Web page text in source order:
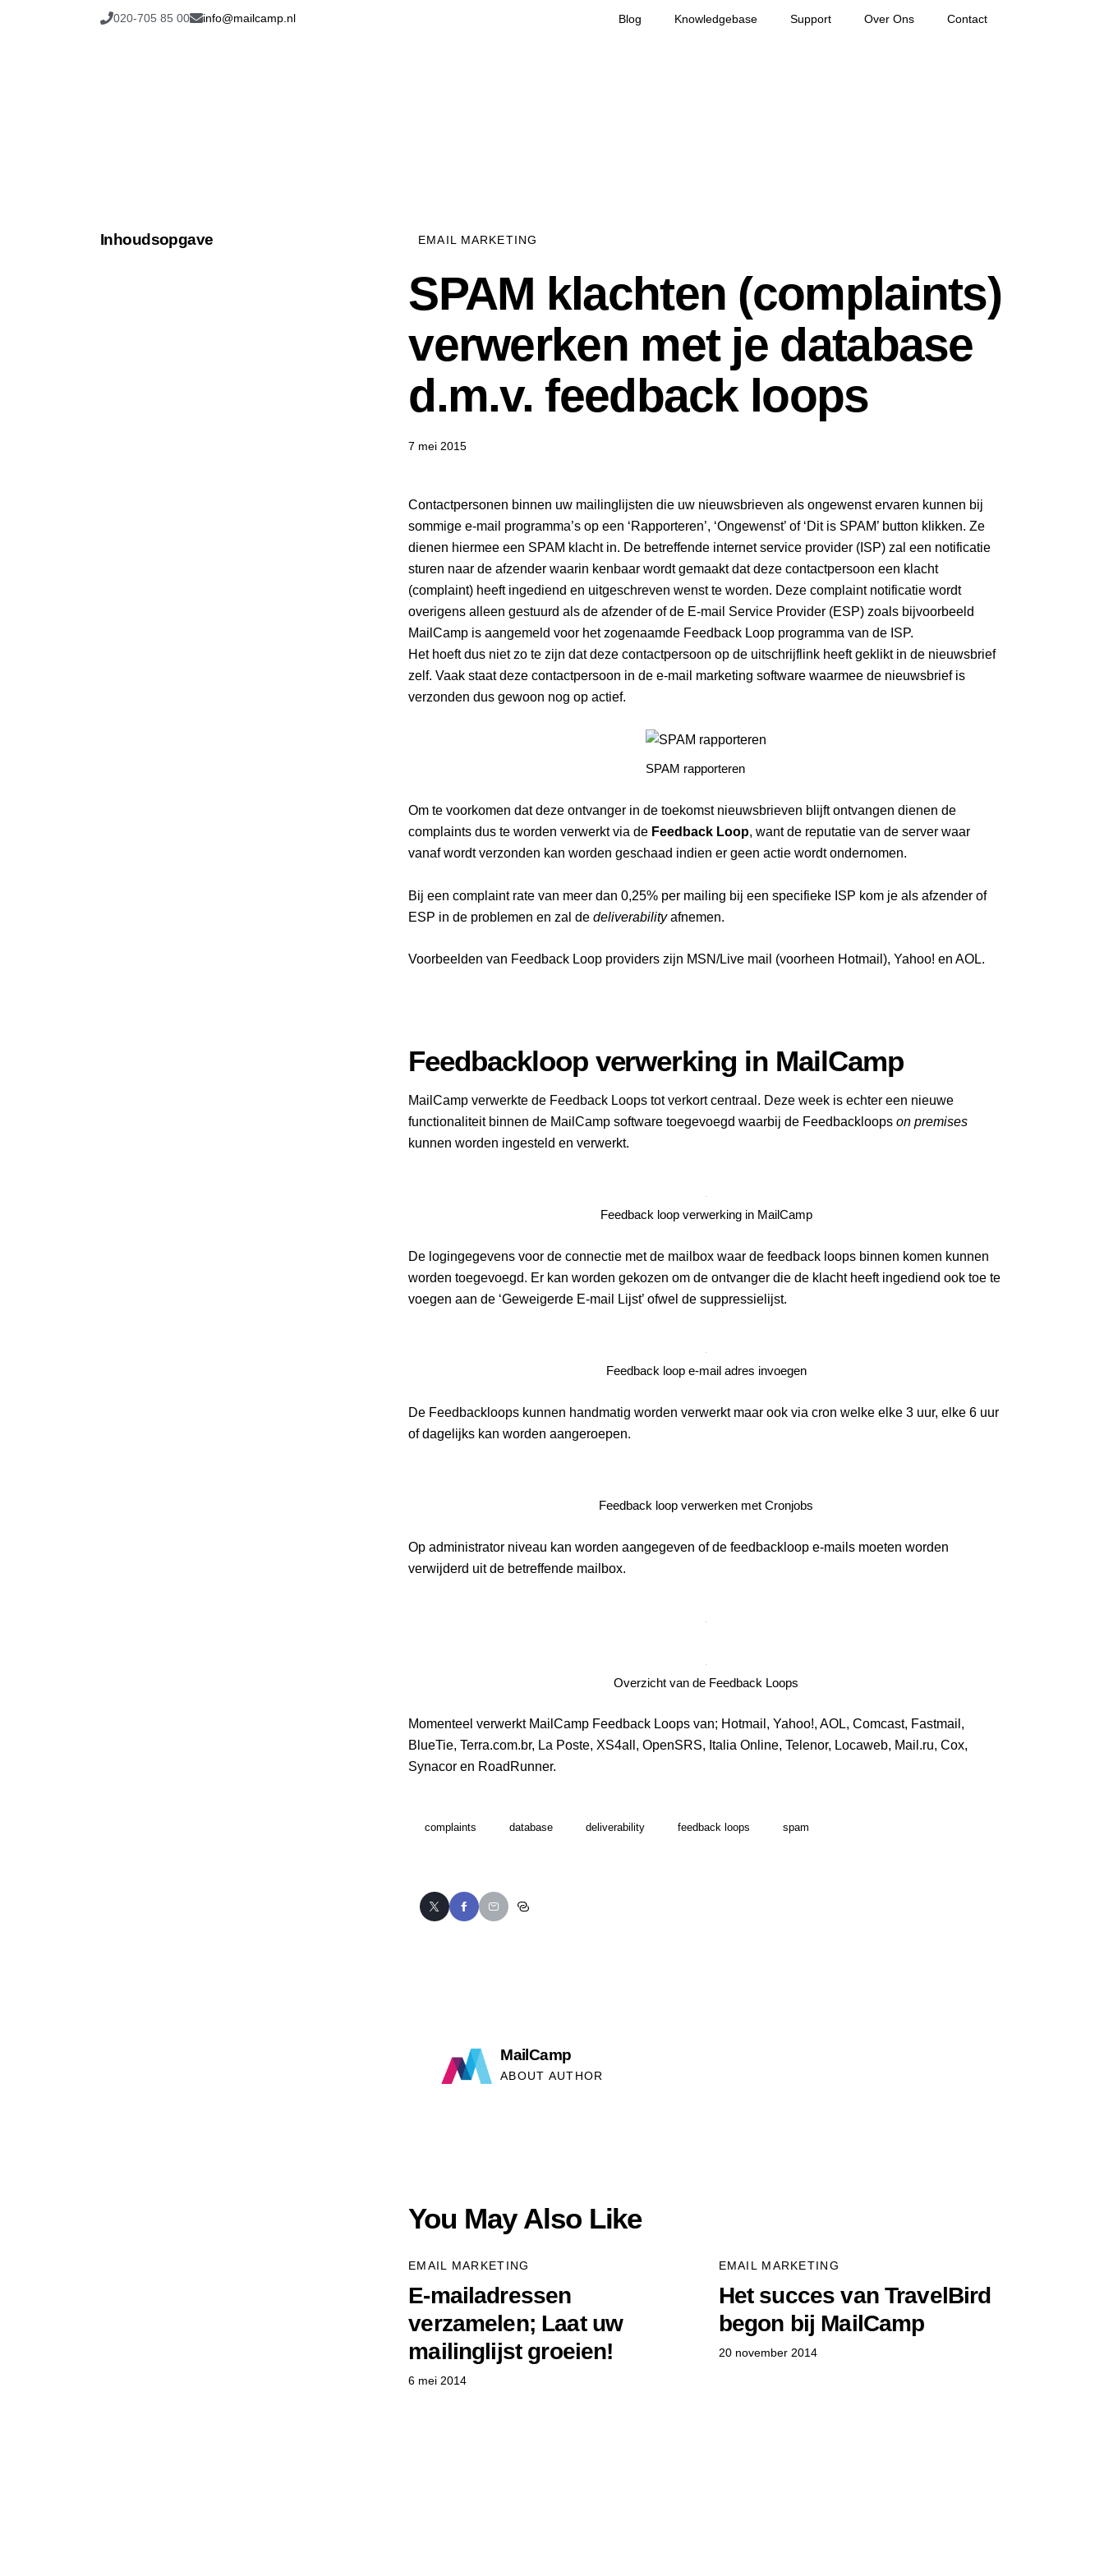
020-705 85 00 info@mailcamp.nl Blog Knowledgebase Support Over Ons Contact
EMAIL MARKETING
SPAM klachten (complaints)
verwerken met je database
d.m.v. feedback loops
7 mei 2015
Contactpersonen binnen uw mailinglijsten die uw nieuwsbrieven als ongewenst ervaren kunnen bij
sommige e-mail programma’s op een ‘Rapporteren’, ‘Ongewenst’ of ‘Dit is SPAM’ button klikken. Ze
dienen hiermee een SPAM klacht in. De betreffende internet service provider (ISP) zal een notificatie
sturen naar de afzender waarin kenbaar wordt gemaakt dat deze contactpersoon een klacht
(complaint) heeft ingediend en uitgeschreven wenst te worden. Deze complaint notificatie wordt
overigens alleen gestuurd als de afzender of de E-mail Service Provider (ESP) zoals bijvoorbeeld
MailCamp is aangemeld voor het zogenaamde Feedback Loop programma van de ISP.
Het hoeft dus niet zo te zijn dat deze contactpersoon op de uitschrijflink heeft geklikt in de nieuwsbrief
zelf. Vaak staat deze contactpersoon in de e-mail marketing software waarmee de nieuwsbrief is
verzonden dus gewoon nog op actief.
SPAM rapporteren
Om te voorkomen dat deze ontvanger in de toekomst nieuwsbrieven blijft ontvangen dienen de
complaints dus te worden verwerkt via de Feedback Loop, want de reputatie van de server waar
vanaf wordt verzonden kan worden geschaad indien er geen actie wordt ondernomen.
Bij een complaint rate van meer dan 0,25% per mailing bij een specifieke ISP kom je als afzender of
ESP in de problemen en zal dedeliverabilityafnemen.
Voorbeelden van Feedback Loop providers zijn MSN/Live mail (voorheen Hotmail), Yahoo! en AOL.
Feedbackloop verwerking in MailCamp
MailCamp verwerkte de Feedback Loops tot verkort centraal. Deze week is echter een nieuwe
functionaliteit binnen de MailCamp software toegevoegd waarbij de Feedbackloopson premises
kunnen worden ingesteld en verwerkt.
Feedback loop verwerking in MailCamp
De logingegevens voor de connectie met de mailbox waar de feedback loops binnen komen kunnen
worden toegevoegd. Er kan worden gekozen om de ontvanger die de klacht heeft ingediend ook toe te
voegen aan de ‘Geweigerde E-mail Lijst’ ofwel de suppressielijst.
Feedback loop e-mail adres invoegen
De Feedbackloops kunnen handmatig worden verwerkt maar ook via cron welke elke 3 uur, elke 6 uur
of dagelijks kan worden aangeroepen.
Feedback loop verwerken met Cronjobs
Op administrator niveau kan worden aangegeven of de feedbackloop e-mails moeten worden
verwijderd uit de betreffende mailbox.
Overzicht van de Feedback Loops
Momenteel verwerkt MailCamp Feedback Loops van; Hotmail, Yahoo!, AOL, Comcast, Fastmail,
BlueTie, Terra.com.br, La Poste, XS4all, OpenSRS, Italia Online, Telenor, Locaweb, Mail.ru, Cox,
Synacor en RoadRunner.
complaints database deliverability feedback loops spam
MailCamp
ABOUT AUTHOR
You May Also Like
EMAIL MARKETING
E-mailadressen
verzamelen; Laat uw
mailinglijst groeien!
6 mei 2014
EMAIL MARKETING
Het succes van TravelBird
begon bij MailCamp
20 november 2014
Inhoudsopgave